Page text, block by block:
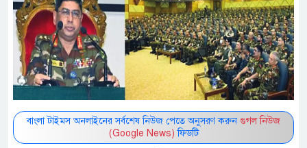
বাংলা টাইমস অনলাইনের সর্বশেষ নিউজ পেতে অনুসরণ করুন গুগল নিউজ
(Google News) ফিডটি